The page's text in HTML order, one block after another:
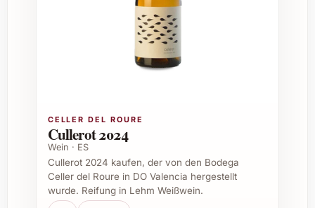
FAQ zu La Vinya del Vuit 2019
Welche Speisen passen besonders gut zu La Vinya
Fleischgerichten wie Lamm oder Rind,
Pilzrisotto, aber auch zu gereiftem Käse
und dunkler Schokolade.
CELLER DEL ROURE
Cullerot 2024
Wein · ES
Cullerot 2024 kaufen, der von den Bodega
Celler del Roure in DO Valencia hergestellt
wurde. Reifung in Lehm Weißwein.